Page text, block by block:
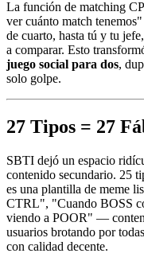
La función de matching
ver cuánto match
de cuarto, hasta tú y tu
a comparar. Esto
juego social para dos,
solo golpe.
27 Tipos = 27
SBTI dejó un espacio
contenido secundario. 25
es una plantilla de meme
CTRL", "Cuando BOSS
viendo a POOR" —
usuarios brotando por
con calidad decente.